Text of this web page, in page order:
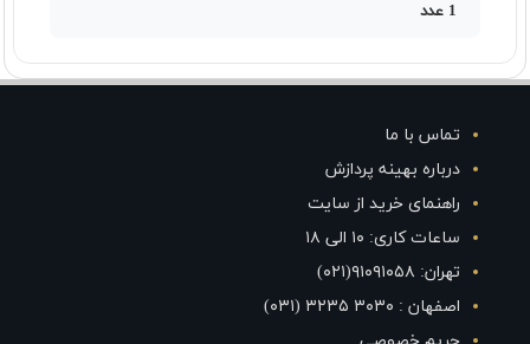
1 عدد
تماس با ما
درباره بهینه پردازش
راهنمای خرید از سایت
ساعات کاری: ۱۰ الی ۱۸
تهران: ۹۱۰۹۱۰۵۸(۰۲۱)
اصفهان : ۳۰۳۰ ۳۲۳۵ (۰۳۱)